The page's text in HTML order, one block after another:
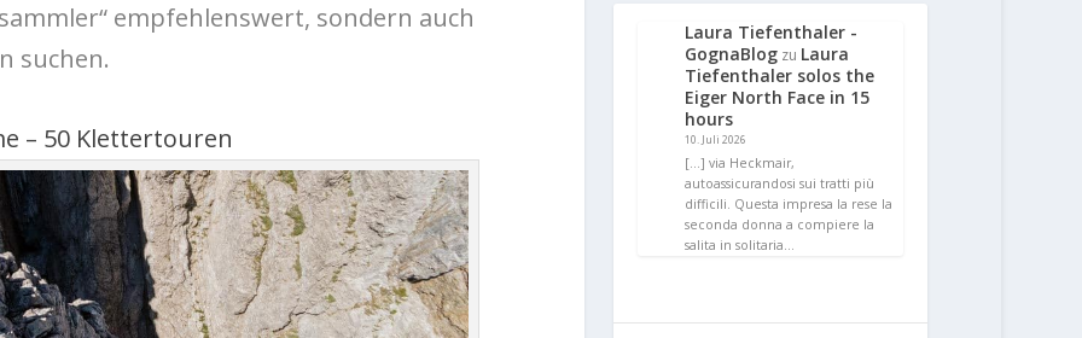
empfehlenswert, sondern auch
suchen.
– 50 Klettertouren
Laura Tiefenthaler -
GognaBlog zu Laura
Tiefenthaler solos the
Eiger North Face in 15
hours
10. Juli 2026
[…] via Heckmair,
autoassicurandosi sui tratti più
difficili. Questa impresa la rese la
seconda donna a compiere la
salita in solitaria…